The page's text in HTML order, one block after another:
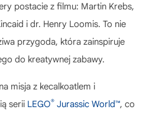
postacie z filmu: Martin Krebs,
i dr. Henry Loomis. To nie
przygoda, która zainspiruje
do kreatywnej zabawy.
misja z kecalkoatlem i
serii LEGO® Jurassic World™, co